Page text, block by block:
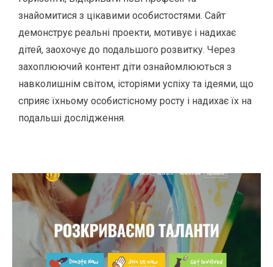
знайомитися з цікавими особистостями. Сайт
демонструє реальні проекти, мотивує і надихає
дітей, заохочує до подальшого розвитку. Через
захоплюючий контент діти ознайомлюються з
навколишнім світом, історіями успіху та ідеями, що
сприяє їхньому особистісному росту і надихає їх на
подальші дослідження.